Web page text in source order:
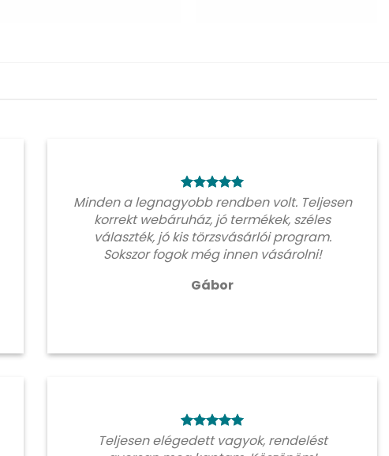
Minden a legnagyobb rendben volt. Teljesen
korrekt webáruház, jó termékek, széles
választék, jó kis törzsvásárlói program.
Sokszor fogok még innen vásárolni!
Gábor
Teljesen elégedett vagyok, rendelést